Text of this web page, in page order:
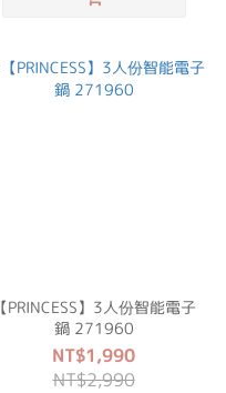
【PRINCESS】3人份智能電子
鍋 271960
NT$1,990
NT$2,990